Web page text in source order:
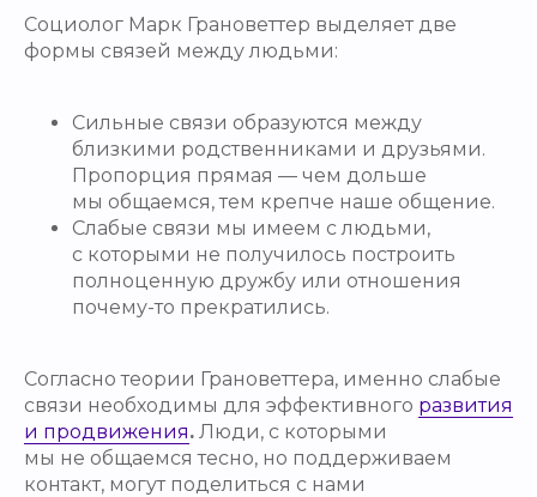
Социолог Марк Грановеттер выделяет две
формы связей между людьми:
Сильные связи образуются между
близкими родственниками и друзьями.
Пропорция прямая — чем дольше
мы общаемся, тем крепче наше общение.
Слабые связи мы имеем с людьми,
с которыми не получилось построить
полноценную дружбу или отношения
почему-то прекратились.
Согласно теории Грановеттера, именно слабые
связи необходимы для эффективного развития
и продвижения. Люди, с которыми
мы не общаемся тесно, но поддерживаем
контакт, могут поделиться с нами